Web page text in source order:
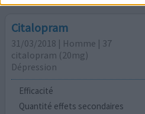
Citalopram
31/03/2018 | Homme | 37
citalopram (20mg)
Dépression
Efficacité
Quantité effets secondaires